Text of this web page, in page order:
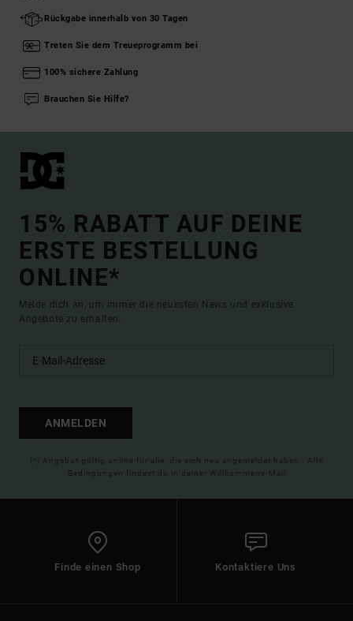
Rückgabe innerhalb von 30 Tagen
Treten Sie dem Treueprogramm bei
100% sichere Zahlung
Brauchen Sie Hilfe?
15% RABATT AUF DEINE
ERSTE BESTELLUNG
ONLINE*
Melde dich an, um immer die neuesten News und exklusive
Angebote zu erhalten.
ANMELDEN
(*) Angebot gültig online für alle, die sich neu angemeldet haben - Alle
Bedingungen findest du in deiner Willkommens-Mail
Finde einen Shop Kontaktiere Uns